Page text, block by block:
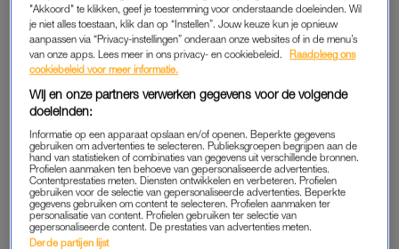
grote cyste is. Mijn buik is ook heel erg opgezwollen.”
Amy Rose de Bruijn open over
je voor te schamen’
LEES OOK
OPROEP AAN VOLGERS
Amy Roseligt al een paar uur in het ziekenhuis. “Er is nog
"Akkoord" te klikken, geef je toestemming voor onderstaande doeleinden. Wil
je niet alles toestaan, klik dan op “Instellen”. Jouw keuze kun je opnieuw
aanpassen via “Privacy-instellingen” onderaan onze websites of in de menu’s
van onze apps. Lees meer in ons privacy- en cookiebeleid.
Raadpleeg ons
cookiebeleid voor meer informatie.
Wij en onze partners verwerken gegevens voor de volgende
doeleinden:
Informatie op een apparaat opslaan en/of openen. Beperkte gegevens
gebruiken om advertenties te selecteren. Publieksgroepen begrijpen aan de
hand van statistieken of combinaties van gegevens uit verschillende bronnen.
Profielen aanmaken ten behoeve van gepersonaliseerde advertenties.
Contentprestaties meten. Diensten ontwikkelen en verbeteren. Profielen
gebruiken voor de selectie van gepersonaliseerde advertenties. Beperkte
gegevens gebruiken om content te selecteren. Profielen aanmaken ter
personalisatie van content. Profielen gebruiken ter selectie van
gepersonaliseerde content. De prestaties van advertenties meten.
Derde partijen lijst